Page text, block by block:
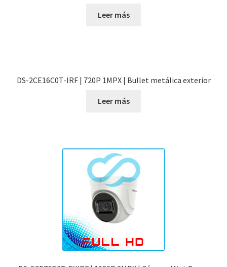
Leer más
DS-2CE16C0T-IRF | 720P 1MPX | Bullet metálica exterior
Leer más